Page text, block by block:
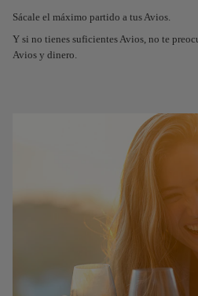
Sácale el máximo partido a tus Avios.
Y si no tienes suficientes Avios, no te
Avios y dinero.